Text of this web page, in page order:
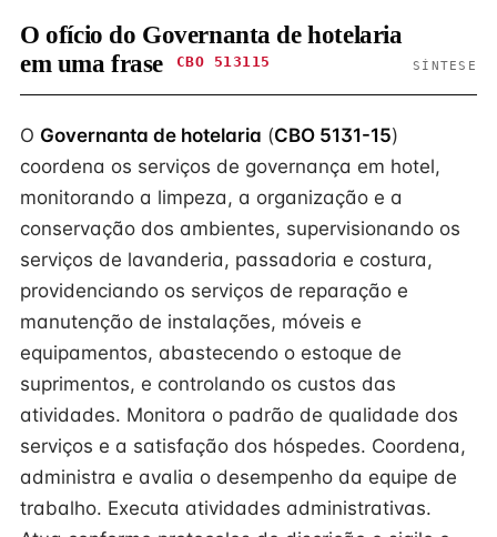
O ofício do Governanta de hotelaria
em uma frase
CBO 513115 SÍNTESE
O Governanta de hotelaria (CBO 5131-15)
coordena os serviços de governança em hotel,
monitorando a limpeza, a organização e a
conservação dos ambientes, supervisionando os
serviços de lavanderia, passadoria e costura,
providenciando os serviços de reparação e
manutenção de instalações, móveis e
equipamentos, abastecendo o estoque de
suprimentos, e controlando os custos das
atividades. Monitora o padrão de qualidade dos
serviços e a satisfação dos hóspedes. Coordena,
administra e avalia o desempenho da equipe de
trabalho. Executa atividades administrativas.